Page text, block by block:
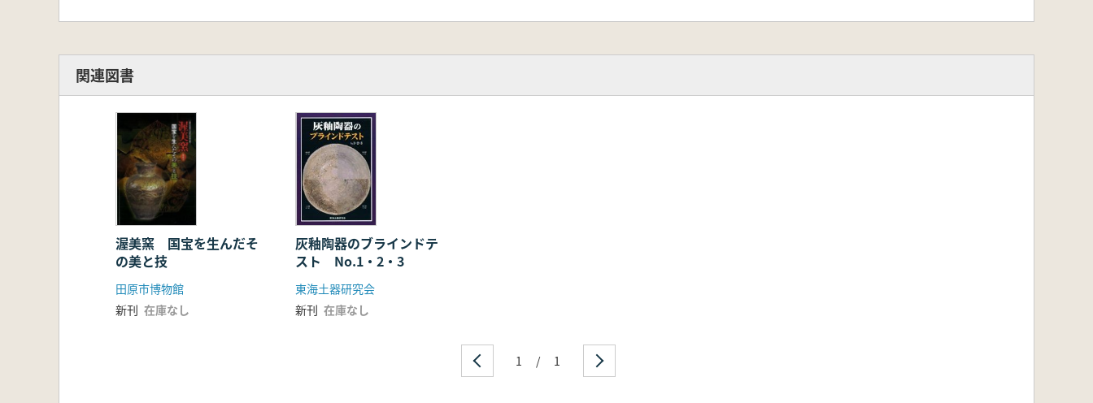
の分類と編年の確率を上げるためには何が必要かということを問い直したいと思います。
増山禎之 渥美窯の器種分類と壺甕の編年
贄 元洋 消費遺跡から見た渥美窯編年
尾野善裕 京都から見た山茶碗編年
尾野善裕 京都から見た山茶碗編年～空白の14・15世紀をめぐつて～
鈴木敏則 増山禎之 渥美湖西窯の器種分類
資料編
生産地
【渥美窯】
古窯別出土山茶碗基本図 増山禎之、鈴木敏則
古窯別碗皿法量分布図 和田達也
【湖西中世窯】
関連図書
渥美窯 国宝を生んだそ
の美と技
田原市博物館
新刊 在庫なし
灰釉陶器のブラインドテ
スト No.1・2・3
東海土器研究会
新刊 在庫なし
1 / 1